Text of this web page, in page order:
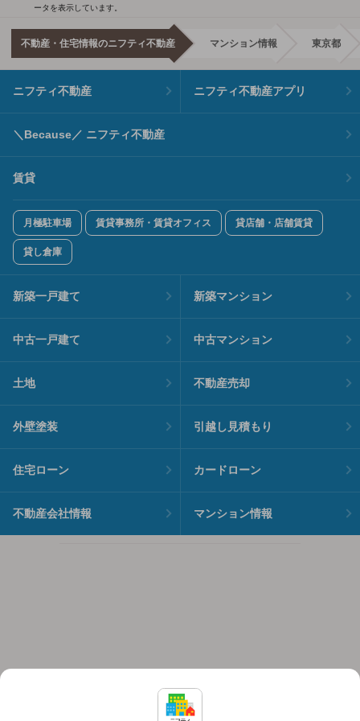
ータを表示しています。
不動産・住宅情報のニフティ不動産 マンション情報 東京都
ニフティ不動産 ニフティ不動産アプリ
＼Because／ ニフティ不動産
賃貸
月極駐車場 賃貸事務所・賃貸オフィス 貸店舗・店舗賃貸
貸し倉庫
新築一戸建て 新築マンション
中古一戸建て 中古マンション
土地 不動産売却
外壁塗装 引越し見積もり
住宅ローン カードローン
不動産会社情報 マンション情報